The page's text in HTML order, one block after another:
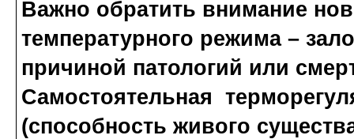
Важно обратить внимание
температурного режима –
причиной патологий или
Самостоятельная
(способность живого